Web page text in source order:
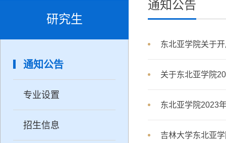
研究生
通知公告
专业设置
招生信息
通知公告
东北亚学院关于
关于东北亚学院
东北亚学院2023
吉林大学东北亚